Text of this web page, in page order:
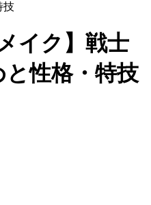
技
イク】戦士
性格・特技